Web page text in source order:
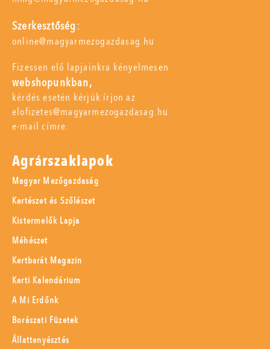
Szerkesztőség:
online@magyarmezogazdasag.hu
Fizessen elő lapjainkra kényelmesen
webshopunkban,
kérdés esetén kérjük írjon az
elofizetes@magyarmezogazdasag.hu
e-mail címre.
Agrárszaklapok
Magyar Mezőgazdaság
Kertészet és Szőlészet
Kistermelők Lapja
Méhészet
Kertbarát Magazin
Kerti Kalendárium
A Mi Erdőnk
Borászati Füzetek
Állattenyésztés